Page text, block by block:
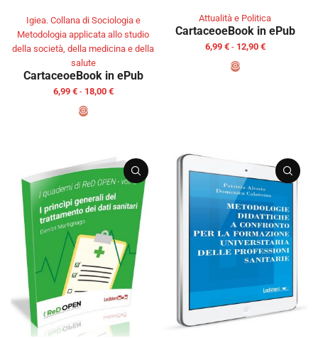
Igiea. Collana di Sociologia e
Metodologia applicata allo studio
della società, della medicina e della
salute
CartaceoeBook in ePub
6,99 € - 18,00 €
Attualità e Politica
CartaceoeBook in ePub
6,99 € - 12,90 €